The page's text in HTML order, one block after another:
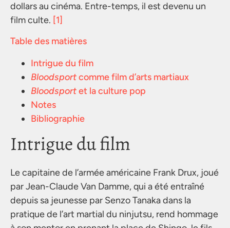
dollars au cinéma. Entre-temps, il est devenu un
film culte. [1]
Table des matières
Intrigue du film
Bloodsportcomme film d’arts martiaux
Bloodsportet la culture pop
Notes
Bibliographie
Intrigue du film
Le capitaine de l’armée américaine Frank Drux, joué
par Jean-Claude Van Damme, qui a été entraîné
depuis sa jeunesse par Senzo Tanaka dans la
pratique de l’art martial du ninjutsu, rend hommage